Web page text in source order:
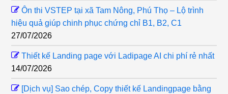
Ôn thi VSTEP tại xã Tam Nông, Phú Thọ – Lộ trình
hiệu quả giúp chinh phục chứng chỉ B1, B2, C1
27/07/2026
Thiết kế Landing page với Ladipage AI chi phí rẻ nhất
14/07/2026
[Dịch vụ] Sao chép, Copy thiết kế Landingpage bằng